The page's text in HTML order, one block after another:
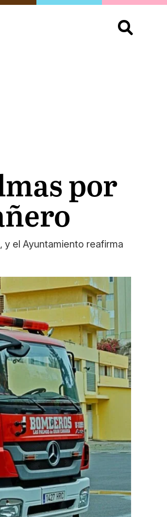
Buscar:
por
y el Ayuntamiento reafirma